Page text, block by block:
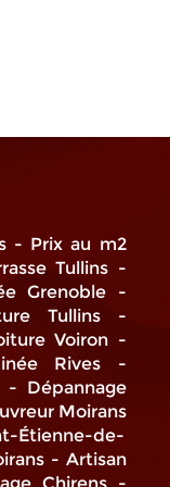
Prix au m2
Tullins
Grenoble
Tullins
Voiron
Rives
Dépannage
Moirans
Étienne-de-
Artisan